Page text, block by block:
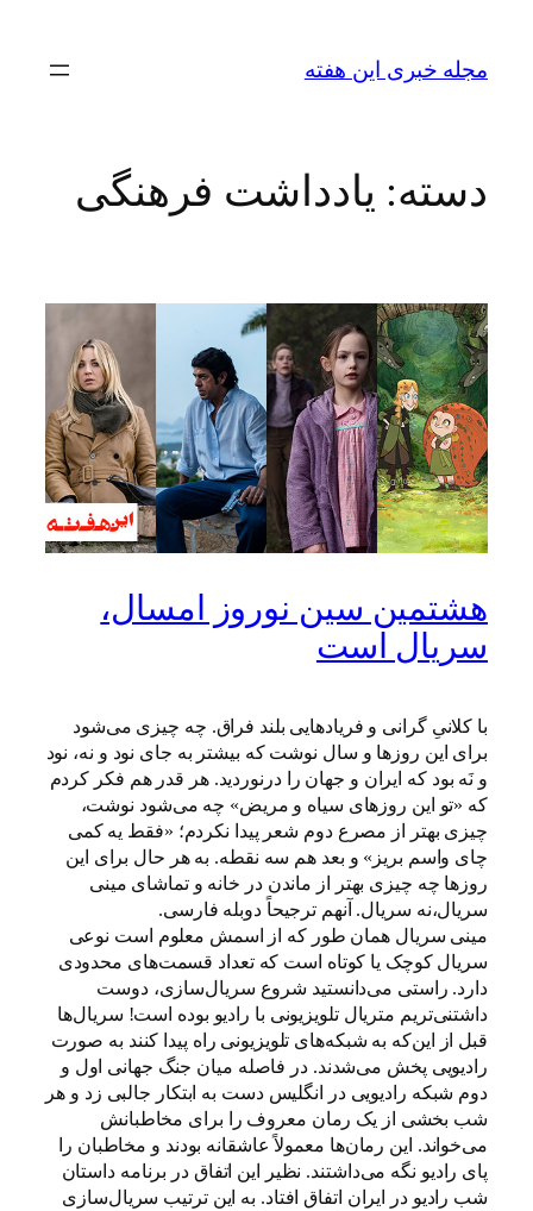
محتوا
مجله خبری این هفته
دسته: یادداشت فرهنگی
هشتمین سین نوروز امسال،
سریال است
با کلانیِ گرانی و فریادهایی بلند فراق. چه چیزی می‌شود
برای این روزها و سال نوشت که بیشتر به جای نود و نه، نود
و نَه بود که ایران و جهان را درنوردید. هر قدر هم فکر کردم
که «تو این روزهای سیاه و مریض» چه می‌شود نوشت،
چیزی بهتر از مصرع دوم شعر پیدا نکردم؛ «فقط یه کمی
چای واسم بریز» و بعد هم سه نقطه. به هر حال برای این
روزها چه چیزی بهتر از ماندن در خانه و تماشای مینی
سریال،نه سریال. آنهم ترجیحاً دوبله فارسی.
مینی سریال همان طور که از اسمش معلوم است نوعی
سریال کوچک یا کوتاه است که تعداد قسمت‌های محدودی
دارد. راستی می‌دانستید شروع سریال‌سازی، دوست
داشتنی‌تریم متریال تلویزیونی با رادیو بوده است! سریال‌ها
قبل از این‌که به شبکه‌های تلویزیونی راه پیدا کنند به صورت
رادیویی پخش می‌شدند. در فاصله میان جنگ جهانی اول و
دوم شبکه رادیویی در انگلیس دست به ابتکار جالبی زد و هر
شب بخشی از یک رمان معروف را برای مخاطبانش
می‌خواند. این رمان‌ها معمولاً عاشقانه بودند و مخاطبان را
پای رادیو نگه می‌داشتند. نظیر این اتفاق در برنامه داستان
شب رادیو در ایران اتفاق افتاد. به این ترتیب سریال‌سازی